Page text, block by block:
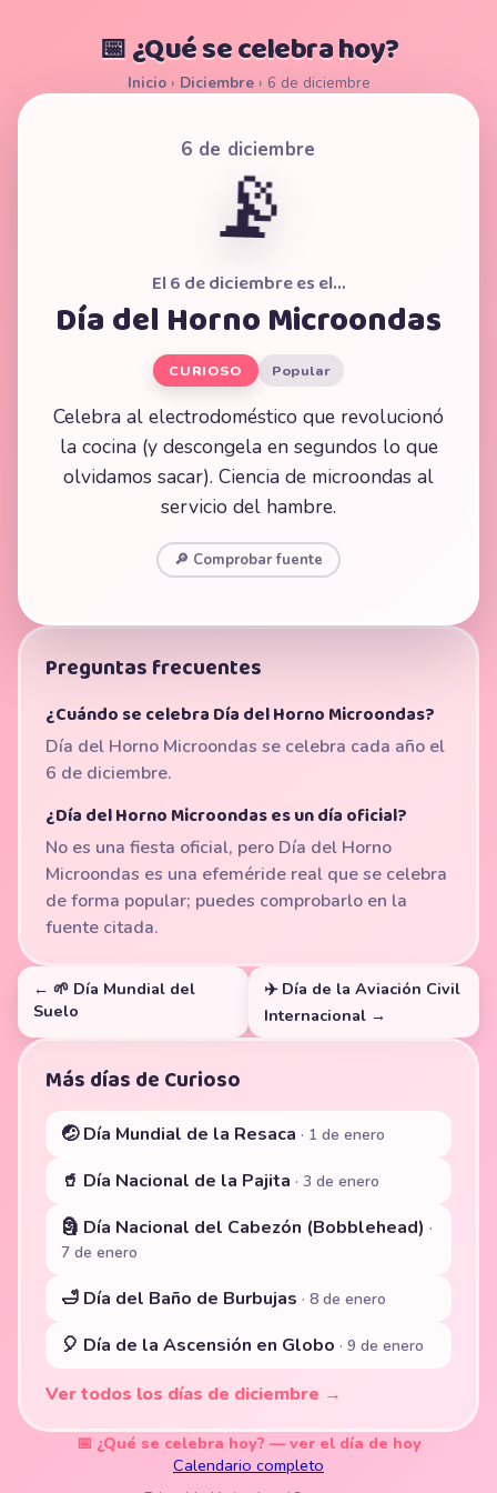
📅 ¿Qué se celebra hoy?
Inicio› Diciembre› 6 de diciembre
6 de diciembre
📡
El 6 de diciembre es el…
Día del Horno Microondas
CURIOSO Popular
Celebra al electrodoméstico que revolucionó
la cocina (y descongela en segundos lo que
olvidamos sacar). Ciencia de microondas al
servicio del hambre.
🔎 Comprobar fuente
Preguntas frecuentes
¿Cuándo se celebra Día del Horno Microondas?
Día del Horno Microondas se celebra cada año el
6 de diciembre.
¿Día del Horno Microondas es un día oficial?
No es una fiesta oficial, pero Día del Horno
Microondas es una efeméride real que se celebra
de forma popular; puedes comprobarlo en la
fuente citada.
← 🌱 Día Mundial del
Suelo
✈️ Día de la Aviación Civil
Internacional →
Más días de Curioso
🤕 Día Mundial de la Resaca · 1 de enero
🥤 Día Nacional de la Pajita · 3 de enero
🗿 Día Nacional del Cabezón (Bobblehead) ·
7 de enero
🛁 Día del Baño de Burbujas · 8 de enero
🎈 Día de la Ascensión en Globo · 9 de enero
Ver todos los días de diciembre →
📅 ¿Qué se celebra hoy? — ver el día de hoy
Calendario completo